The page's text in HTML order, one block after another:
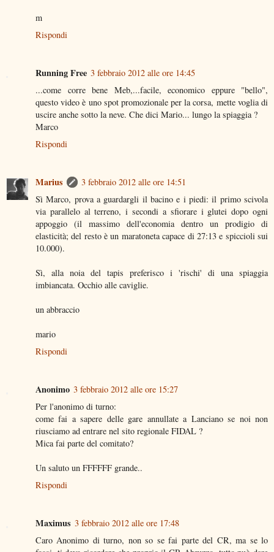
m
Rispondi
Running Free 3 febbraio 2012 alle ore 14:45
...come corre bene Meb,...facile, economico eppure "bello",
questo video è uno spot promozionale per la corsa, mette voglia di
uscire anche sotto la neve. Che dici Mario... lungo la spiaggia ?
Marco
Rispondi
Marius
3 febbraio 2012 alle ore 14:51
Sì Marco, prova a guardargli il bacino e i piedi: il primo scivola
via parallelo al terreno, i secondi a sfiorare i glutei dopo ogni
appoggio (il massimo dell'economia dentro un prodigio di
elasticità; del resto è un maratoneta capace di 27:13 e spiccioli sui
10.000).
Sì, alla noia del tapis preferisco i 'rischi' di una spiaggia
imbiancata. Occhio alle caviglie.
un abbraccio
mario
Rispondi
Anonimo 3 febbraio 2012 alle ore 15:27
Per l'anonimo di turno:
come fai a sapere delle gare annullate a Lanciano se noi non
riusciamo ad entrare nel sito regionale FIDAL ?
Mica fai parte del comitato?
Un saluto un FFFFFF grande..
Rispondi
Maximus 3 febbraio 2012 alle ore 17:48
Caro Anonimo di turno, non so se fai parte del CR, ma se lo